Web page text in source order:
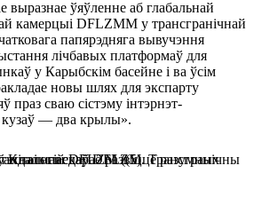
выразнае ўяўленне аб глабальнай
камерцыі DFLZMM у трансгранічнай
папярэдняга вывучэння
лічбавых платформаў для
у Карыбскім басейне і ва ўсім
новы шлях для экспарту
праз сваю сістэму інтэрнэт-
кузаў — два крылы».